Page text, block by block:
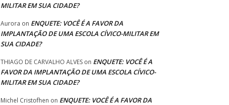
MILITAR EM SUA CIDADE?
Aurora on ENQUETE: VOCÊ É A FAVOR DA
IMPLANTAÇÃO DE UMA ESCOLA CÍVICO-MILITAR EM
SUA CIDADE?
THIAGO DE CARVALHO ALVES on ENQUETE: VOCÊ É A
FAVOR DA IMPLANTAÇÃO DE UMA ESCOLA CÍVICO-
MILITAR EM SUA CIDADE?
Michel Cristofhen on ENQUETE: VOCÊ É A FAVOR DA